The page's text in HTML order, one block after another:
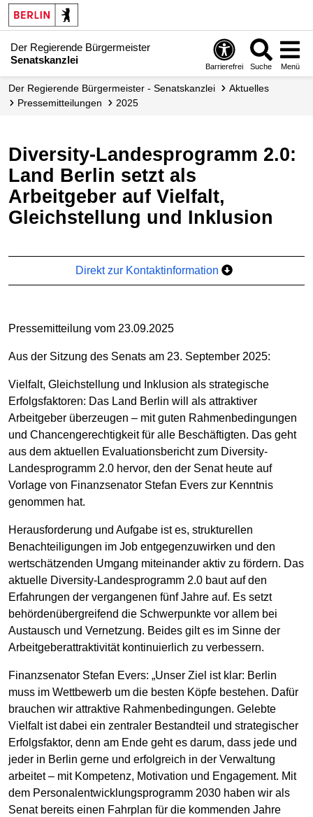
Der Regierende Bürgermeister
Senatskanzlei
Barrierefrei Suche Menü
Der Regierende Bürgermeister - Senatskanzlei
Aktuelles
Presse­mitteilungen
2025
Diversity-Landesprogramm 2.0:
Land Berlin setzt als
Arbeitgeber auf Vielfalt,
Gleichstellung und Inklusion
Direkt zur Kontaktinformation
Pressemitteilung vom 23.09.2025
Aus der Sitzung des Senats am 23. September 2025:
Vielfalt, Gleichstellung und Inklusion als strategische
Erfolgsfaktoren: Das Land Berlin will als attraktiver
Arbeitgeber überzeugen – mit guten Rahmenbedingungen
und Chancengerechtigkeit für alle Beschäftigten. Das geht
aus dem aktuellen Evaluationsbericht zum Diversity-
Landesprogramm 2.0 hervor, den der Senat heute auf
Vorlage von Finanzsenator Stefan Evers zur Kenntnis
genommen hat.
Herausforderung und Aufgabe ist es, strukturellen
Benachteiligungen im Job entgegenzuwirken und den
wertschätzenden Umgang miteinander aktiv zu fördern. Das
aktuelle Diversity-Landesprogramm 2.0 baut auf den
Erfahrungen der vergangenen fünf Jahre auf. Es setzt
behördenübergreifend die Schwerpunkte vor allem bei
Austausch und Vernetzung. Beides gilt es im Sinne der
Arbeitgeberattraktivität kontinuierlich zu verbessern.
Finanzsenator Stefan Evers: „Unser Ziel ist klar: Berlin
muss im Wettbewerb um die besten Köpfe bestehen. Dafür
brauchen wir attraktive Rahmenbedingungen. Gelebte
Vielfalt ist dabei ein zentraler Bestandteil und strategischer
Erfolgsfaktor, denn am Ende geht es darum, dass jede und
jeder in Berlin gerne und erfolgreich in der Verwaltung
arbeitet – mit Kompetenz, Motivation und Engagement. Mit
dem Personalentwicklungsprogramm 2030 haben wir als
Senat bereits einen Fahrplan für die kommenden Jahre